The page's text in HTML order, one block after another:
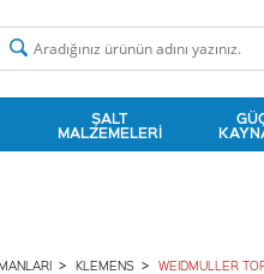
ŞALT
MALZEMELERI
KLEMENS WEIDMULLER